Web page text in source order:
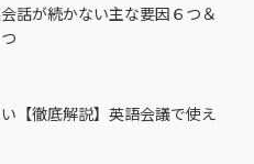
話が続かない主な要因６つ＆
【徹底解説】英語会議で使え